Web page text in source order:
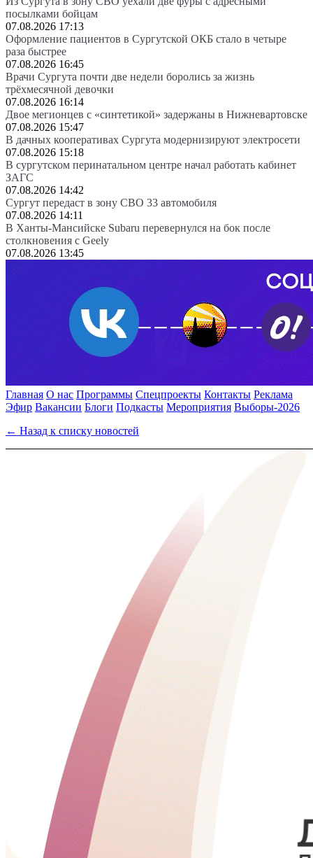
посылками бойцам
07.08.2026 17:13
Оформление пациентов в Сургутской ОКБ стало в четыре
раза быстрее
07.08.2026 16:45
Врачи Сургута почти две недели боролись за жизнь
трёхмесячной девочки
07.08.2026 16:14
Двое мегионцев с «синтетикой» задержаны в Нижневартовске
07.08.2026 15:47
В дачных кооперативах Сургута модернизируют электросети
07.08.2026 15:18
В сургутском перинатальном центре начал работать кабинет
ЗАГС
07.08.2026 14:42
Сургут передаст в зону СВО 33 автомобиля
07.08.2026 14:11
В Ханты-Мансийске Subaru перевернулся на бок после
столкновения с Geely
07.08.2026 13:45
Главная О нас Программы Спецпроекты Контакты Реклама
Эфир Вакансии Блоги Подкасты Мероприятия Выборы-2026
← Назад к списку новостей